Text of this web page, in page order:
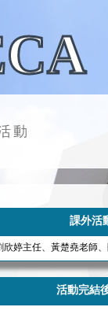
動
課外活
欣婷主任、黃楚堯老師
活動完結